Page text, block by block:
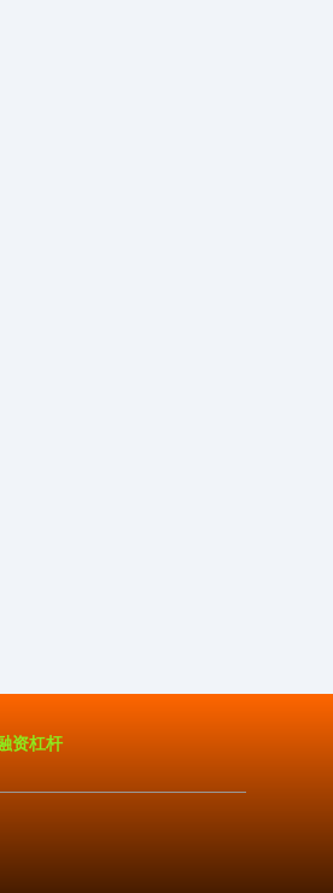
资杠杆